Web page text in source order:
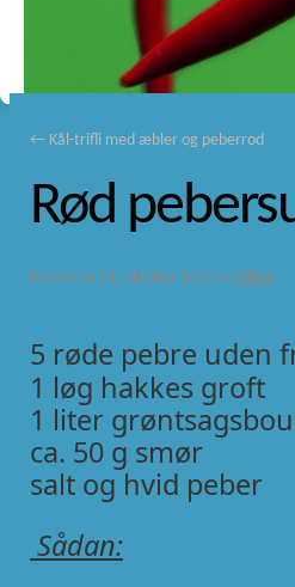
← Kål-trifli med æbler og peberrod
Rød
Posted on 21. oktober 2012 by Dikte
5 røde pebre uden
1 løg hakkes groft
1 liter
ca. 50 g smør
salt og hvid peber
Sådan: